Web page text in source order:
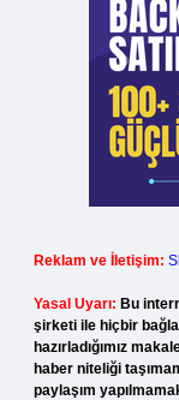
Reklam ve İletişim:
Yasal Uyarı: Bu
şirketi ile hiçbir
hazırladığımız
haber niteliği
paylaşım